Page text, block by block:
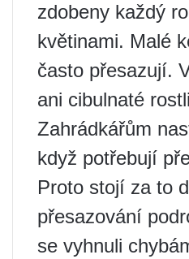
zdobeny každý
květinami. Malé
často přesazují.
ani cibulnaté
Zahrádkářům
když potřebují
Proto stojí za to
přesazování
se vyhnuli